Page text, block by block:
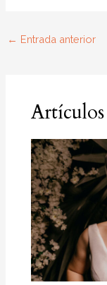
← Entrada anterior